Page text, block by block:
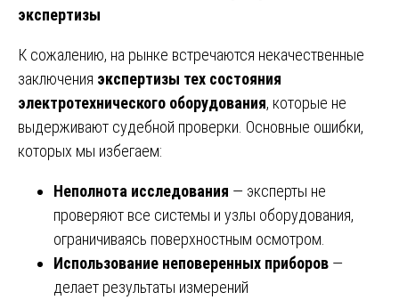
экспертизы
К сожалению, на рынке встречаются некачественные
заключения экспертизы тех состояния
электротехнического оборудования, которые не
выдерживают судебной проверки. Основные ошибки,
которых мы избегаем:
Неполнота исследования — эксперты не
проверяют все системы и узлы оборудования,
ограничиваясь поверхностным осмотром.
Использование неповеренных приборов —
делает результаты измерений